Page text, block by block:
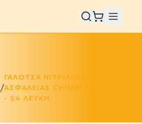
/
ΓΑΛΟΤΣΑ ΝΙΤΡΙΛΙΟΥ
ΑΣΦΑΛΕΙΑΣ CHIMERA
- S4 ΛΕΥΚΗ